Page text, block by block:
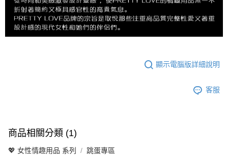
顯示電腦版詳細說明
客服
商品相關分類 (1)
💖 女性情趣用品 系列 跳蛋專區